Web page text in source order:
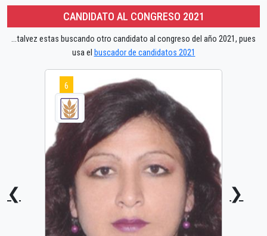
CANDIDATO AL CONGRESO 2021
...talvez estas buscando otro candidato al congreso del año 2021, pues
usa el buscador de candidatos 2021
❮
6
❯